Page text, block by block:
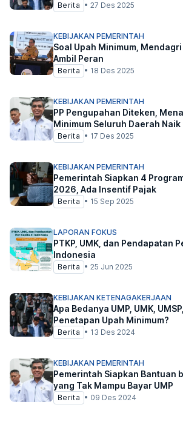
Berita • 27 Des 2025
KEBIJAKAN PEMERINTAH
Soal Upah Minimum,
Ambil Peran
Berita • 18 Des 2025
KEBIJAKAN PEMERINTAH
PP Pengupahan Diteken,
Minimum Seluruh Daerah Naik
Berita • 17 Des 2025
KEBIJAKAN PEMERINTAH
Pemerintah Siapkan 4
2026, Ada Insentif Pajak
Berita • 15 Sep 2025
LAPORAN FOKUS
PTKP, UMK, dan Pendapatan
Indonesia
Berita • 25 Jun 2025
KEBIJAKAN KETENAGAKERJAAN
Apa Bedanya UMP, UMK,
Penetapan Upah Minimum?
Berita • 13 Des 2024
KEBIJAKAN PEMERINTAH
Pemerintah Siapkan Bantuan
yang Tak Mampu Bayar UMP
Berita • 09 Des 2024